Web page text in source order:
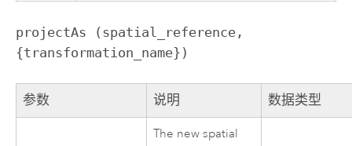
projectAs (spatial_reference,
{transformation_name})
参数 说明 数据类型
The new spatial